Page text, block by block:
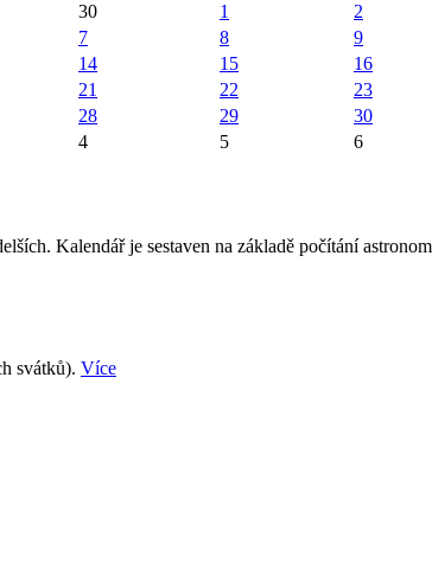
30
1 2
7
8 9
14
15 16
21
22 23
28
29 30
4
5 6
Kalendář je sestaven na základě počítání
svátků). Více